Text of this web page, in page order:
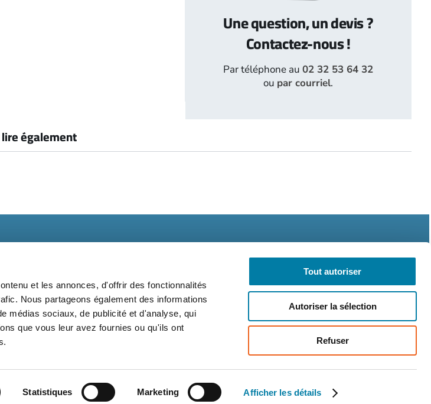
et les annonces, d'offrir des fonctionnalités
Nous partageons également des informations
médias sociaux, de publicité et d'analyse, qui
que vous leur avez fournies ou qu'ils ont
Statistiques Marketing Afficher les détails
Tout autoriser
Autoriser la sélection
Refuser
Une question, un devis ?
Contactez-nous !
Par téléphone au02 32 53 64 32
ou par courriel.
également
Qui sommes-nous ? Mentions légales
sur les réseaux sociaux